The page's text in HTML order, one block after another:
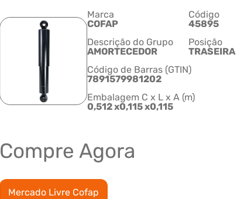
Marca
COFAP
Código
45895
Descrição do Grupo
AMORTECEDOR
Posição
TRASEIRA
Código de Barras (GTIN)
7891579981202
Embalagem C x L x A (m)
0,512 x0,115 x0,115
Compre Agora
Mercado Livre Cofap